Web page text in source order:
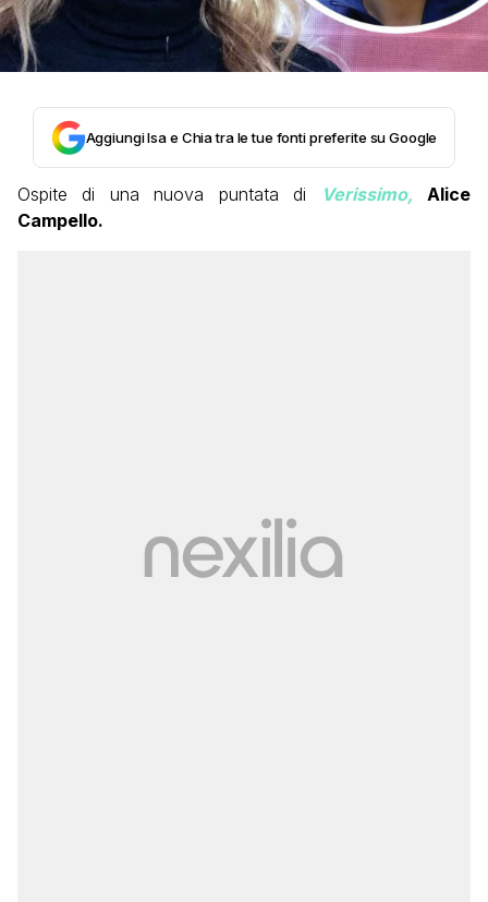
Aggiungi Isa e Chia tra le tue fonti preferite su Google
Ospite di una nuova puntata di Verissimo,
Alice
Campello.